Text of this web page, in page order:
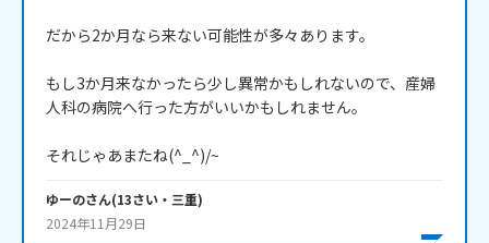
だから2か月なら来ない可能性が多々あります。
もし3か月来なかったら少し異常かもしれないので、産婦
人科の病院へ行った方がいいかもしれません。
それじゃあまたね(^_^)/~
ゆーのさん(13さい・ 三重)
2024年11月29日